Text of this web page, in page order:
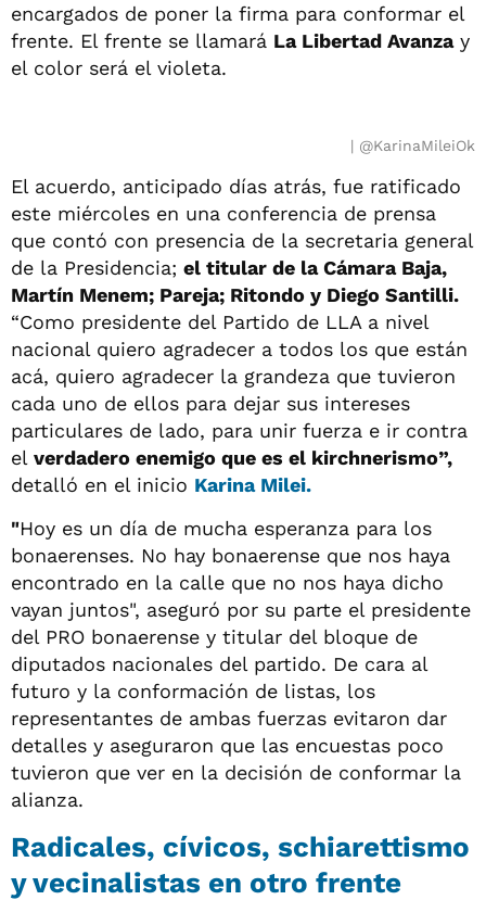
encargados de poner la firma para conformar el
frente. El frente se llamará La Libertad Avanzay
el color será el violeta.
@KarinaMileiOk
El acuerdo, anticipado días atrás, fue ratificado
este miércoles en una conferencia de prensa
que contó con presencia de la secretaria general
de la Presidencia; el titular de la Cámara Baja,
Martín Menem; Pareja; Ritondo y Diego Santilli.
“Como presidente del Partido de LLA a nivel
nacional quiero agradecer a todos los que están
acá, quiero agradecer la grandeza que tuvieron
cada uno de ellos para dejar sus intereses
particulares de lado, para unir fuerza e ir contra
el verdadero enemigo que es el kirchnerismo”,
detalló en el inicio Karina Milei.
"Hoy es un día de mucha esperanza para los
bonaerenses. No hay bonaerense que nos haya
encontrado en la calle que no nos haya dicho
vayan juntos", aseguró por su parte el presidente
del PRO bonaerense y titular del bloque de
diputados nacionales del partido. De cara al
futuro y la conformación de listas, los
representantes de ambas fuerzas evitaron dar
detalles y aseguraron que las encuestas poco
tuvieron que ver en la decisión de conformar la
alianza.
Radicales, cívicos, schiarettismo
y vecinalistas en otro frente